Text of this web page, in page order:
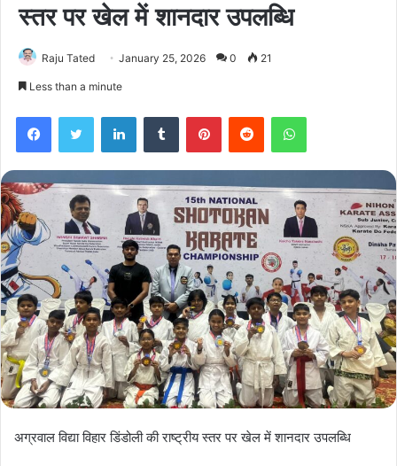
स्तर पर खेल में शानदार उपलब्धि
Raju Tated January 25, 2026 0 21
Less than a minute
FacebookTwitter LinkedInTumblr PinterestReddit WhatsApp
अग्रवाल विद्या विहार डिंडोली की राष्ट्रीय स्तर पर खेल में शानदार उपलब्धि